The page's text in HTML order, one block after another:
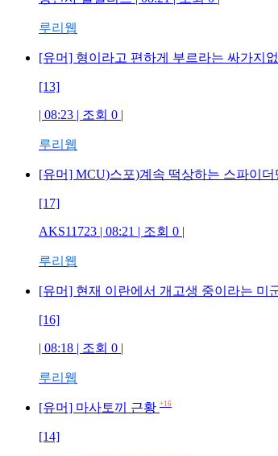
루리웹
[유머] 형이라고 편하게 부르라는 싸가지
[13]
| 08:23 | 조회 0 |
루리웹
[유머] MCU)스포)계속 떡상하는 스파이더
[17]
AKS11723 | 08:21 | 조회 0 |
루리웹
[유머] 현재 이란에서 개고생 중이라는 미
[16]
| 08:18 | 조회 0 |
루리웹
[유머] 마사토끼 근황 +16
[14]